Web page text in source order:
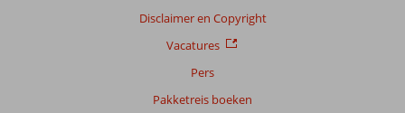
Disclaimer en Copyright
Vacatures
Pers
Pakketreis boeken